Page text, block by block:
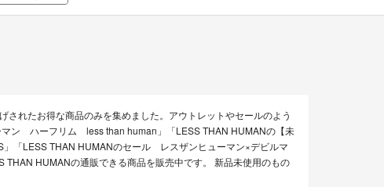
れたお得な商品のみを集めました。アウトレットやセールのよう
マン ハーフリム less than human」「LESS THAN HUMANの【未
LESS THAN HUMANのセール レスザンヒューマン×デビルマ
HUMANの通販できる商品を販売中です。 新品未使用のもの